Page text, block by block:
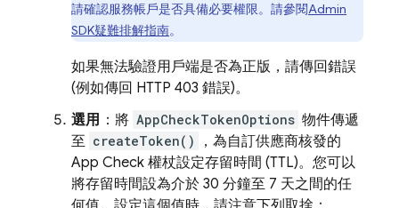
請確認服務帳戶是否具備必要權限。請參閱Admin
SDK疑難排解指南。
如果無法驗證用戶端是否為正版，請傳回錯誤
(例如傳回 HTTP 403 錯誤)。
選用 ：將 AppCheckTokenOptions 物件傳遞
至 createToken()
，為自訂供應商核發的
App Check 權杖設定存留時間 (TTL)。您可以
將存留時間設為介於 30 分鐘至 7 天之間的任